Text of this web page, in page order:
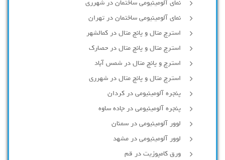
نمای آلومینیومی ساختمان در شهرری
نمای آلومینیومی ساختمان در تهران
استرچ متال و پانچ متال در کمالشهر
استرچ متال و پانچ متال در حصارك
استرچ و پانچ متال در شمس آباد
استرچ متال و پانچ متال در شهرری
پنجره آلومینیومی در کردان
پنجره آلومینیومی در جاده ساوه
لوور آلومینیومی در سمنان
لوور آلومینیومی در مشهد
ورق کامپوزیت در قم